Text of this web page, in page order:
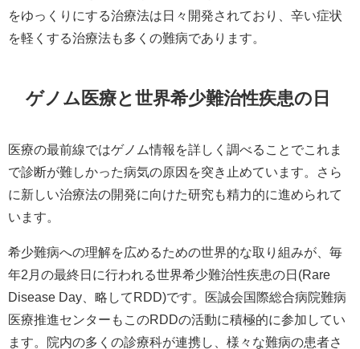
をゆっくりにする治療法は日々開発されており、辛い症状
を軽くする治療法も多くの難病であります。​
ゲノム医療と世界希少難治性疾患の日
医療の最前線ではゲノム情報を詳しく調べることでこれま
で診断が難しかった病気の原因を突き止めています。さら
に新しい治療法の開発に向けた研究も精力的に進められて
います。​
希少難病への理解を広めるための世界的な取り組みが、毎
年2月の最終日に行われる世界希少難治性疾患の日(Rare
Disease Day、略してRDD)です。医誠会国際総合病院難病
医療推進センターもこのRDDの活動に積極的に参加してい
ます。院内の多くの診療科が連携し、様々な難病の患者さ